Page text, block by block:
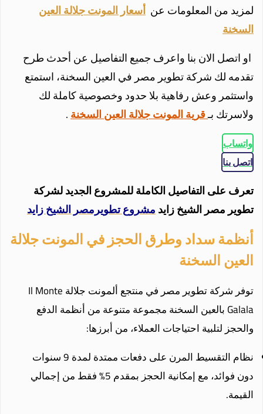
لمزيد من المعلومات عن أسعار المونت جلالة العين
السخنة
او اتصل الان بنا واعرف جميع التفاصيل عن أحدث طرح
تقدمه لك شركة تطوير مصر في العين السخنة، استمتع
واستثمر وعش رفاهية بلا حدود وخصوصية كاملة لك
ولاسرتك بـقرية المونت جلالة العين السخنة.
واتساب
اتصل بنا
تعرف على التفاصيل الكاملة للمشروع الجديد لشركة
تطوير مصر الشيخ زايدمشروع تطويرمصر الشيخ زايد
أنظمة سداد وطرق الحجز في المونت جلالة
العين السخنة
توفر شركة تطوير مصر في منتجع ألمونت جلالة Il Monte
Galala بالعين السخنة مجموعة متنوعة من أنظمة الدفع
والحجز لتلبية احتياجات العملاء، من أبرزها:
نظام التقسيط المرن على دفعات ممتدة لمدة 9 سنوات
دون فوائد، مع إمكانية الحجز بمقدم 5% فقط من إجمالي
القيمة.